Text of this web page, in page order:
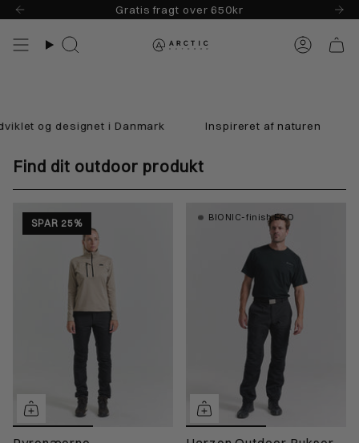
Skip
indhold
Gratis fragt over 650kr
Søg Konto
designet i Danmark Inspireret af naturen YKK
Find dit outdoor produkt
SPAR 25% BIONIC-finish ECO